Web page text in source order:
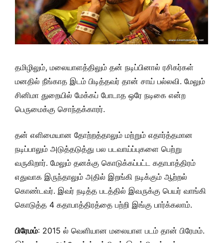
தமிழிலும், மலையாளத்திலும் தன் நடிப்பினால் ரசிகர்கள்
மனதில் நீங்காத இடம் பிடித்தவர் தான் சாய் பல்லவி. மேலும்
சினிமா துறையில் மேக்கப் போடாத ஒரே நடிகை என்ற
பெருமைக்கு சொந்தக்காரர்.
தன் எளிமையான தோற்றத்தாலும் மற்றும் எதார்த்தமான
நடிப்பாலும் அடுத்தடுத்து பல படவாய்ப்புகளை பெற்று
வருகிறார். மேலும் தனக்கு கொடுக்கப்பட்ட கதாபாத்திரம்
எதுவாக இருந்தாலும் அதில் இறங்கி நடிக்கும் ஆற்றல்
கொண்டவர். இவர் நடித்த படத்தில் இவருக்கு பெயர் வாங்கி
கொடுத்த 4 கதாபாத்திரத்தை பற்றி இங்கு பார்க்கலாம்.
பிரேமம்: 2015 ல் வெளியான மலையாள படம் தான் பிரேமம்.